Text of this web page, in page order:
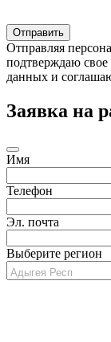
Отправляя
подтверждаю свое
данных и
Заявка на
Имя
Телефон
Эл. почта
Выберите регион